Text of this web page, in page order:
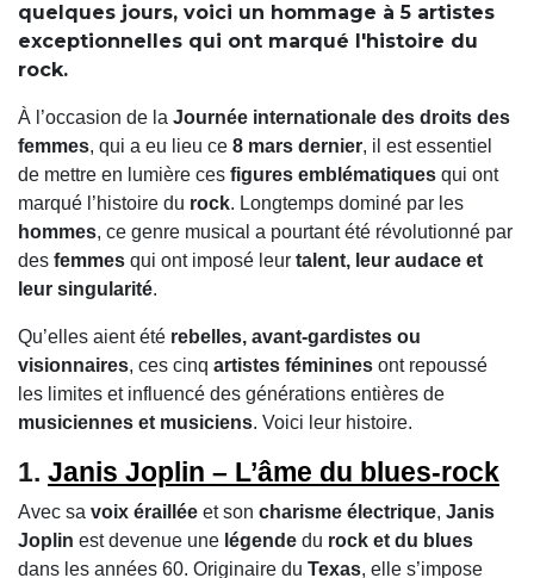
quelques jours, voici un hommage à 5 artistes
exceptionnelles qui ont marqué l'histoire du
rock.
À l’occasion de la Journée internationale des droits des
femmes, qui a eu lieu ce 8 mars dernier, il est essentiel
de mettre en lumière ces figures emblématiques qui ont
marqué l’histoire du rock. Longtemps dominé par les
hommes, ce genre musical a pourtant été révolutionné par
des femmes qui ont imposé leur talent, leur audace et
leur singularité.
Qu’elles aient été rebelles, avant-gardistes ou
visionnaires, ces cinq artistes féminines ont repoussé
les limites et influencé des générations entières de
musiciennes et musiciens. Voici leur histoire.
1. Janis Joplin – L’âme du blues-rock
Avec sa voix éraillée et son charisme électrique, Janis
Joplin est devenue une légende du rock et du blues
dans les années 60. Originaire du Texas, elle s’impose